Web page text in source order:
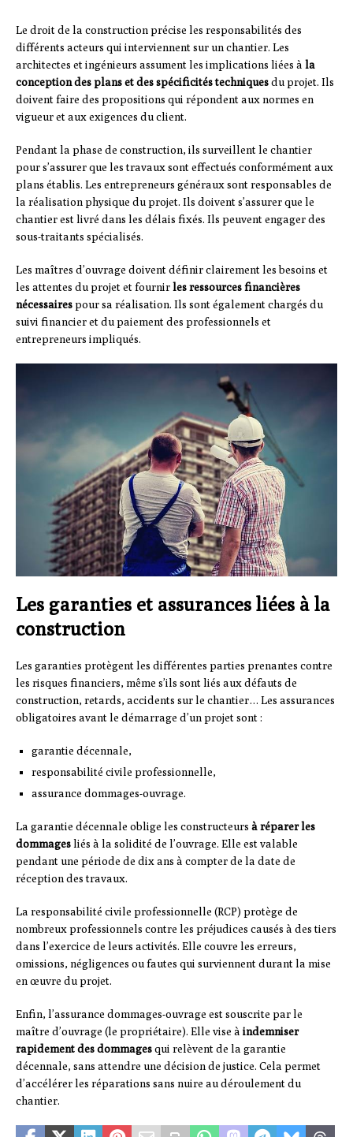
Le droit de la construction précise les responsabilités des
différents acteurs qui interviennent sur un chantier. Les
architectes et ingénieurs assument les implications liées à la
conception des plans et des spécificités techniquesdu projet. Ils
doivent faire des propositions qui répondent aux normes en
vigueur et aux exigences du client.
Pendant la phase de construction, ils surveillent le chantier
pour s’assurer que les travaux sont effectués conformément aux
plans établis. Les entrepreneurs généraux sont responsables de
la réalisation physique du projet. Ils doivent s’assurer que le
chantier est livré dans les délais fixés. Ils peuvent engager des
sous-traitants spécialisés.
Les maîtres d’ouvrage doivent définir clairement les besoins et
les attentes du projet et fournirles ressources financières
nécessairespour sa réalisation. Ils sont également chargés du
suivi financier et du paiement des professionnels et
entrepreneurs impliqués.
Les garanties et assurances liées à la
construction
Les garanties protègent les différentes parties prenantes contre
les risques financiers, même s’ils sont liés aux défauts de
construction, retards, accidents sur le chantier… Les assurances
obligatoires avant le démarrage d’un projet sont :
garantie décennale,
responsabilité civile professionnelle,
assurance dommages-ouvrage.
La garantie décennale oblige les constructeurs à réparer les
dommagesliés à la solidité de l’ouvrage. Elle est valable
pendant une période de dix ans à compter de la date de
réception des travaux.
La responsabilité civile professionnelle (RCP) protège de
nombreux professionnels contre les préjudices causés à des tiers
dans l’exercice de leurs activités. Elle couvre les erreurs,
omissions, négligences ou fautes qui surviennent durant la mise
en œuvre du projet.
Enfin, l’assurance dommages-ouvrage est souscrite par le
maître d’ouvrage (le propriétaire). Elle vise à indemniser
rapidement des dommagesqui relèvent de la garantie
décennale, sans attendre une décision de justice. Cela permet
d’accélérer les réparations sans nuire au déroulement du
chantier.